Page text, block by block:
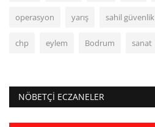
operasyon yarış sahil güvenlik
chp eylem Bodrum sanat
NÖBETÇI ECZANELER